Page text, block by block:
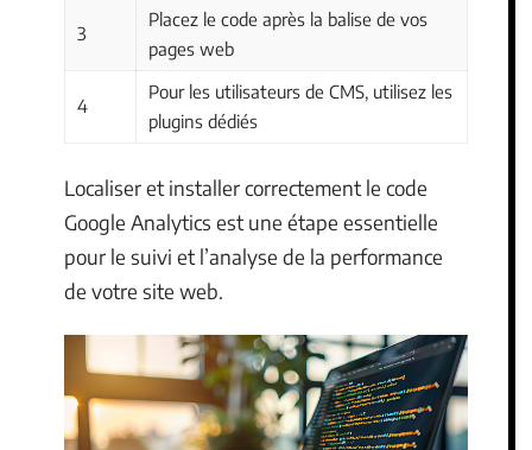
3
Placez le code après la balise de vos
pages web
4
Pour les utilisateurs de CMS, utilisez les
plugins dédiés
Localiser et installer correctement le code
Google Analytics est une étape essentielle
pour le suivi et l’analyse de la performance
de votre site web.